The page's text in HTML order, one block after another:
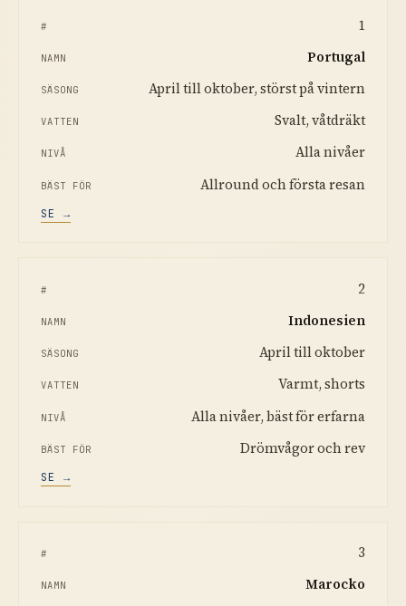
1
Portugal
April till oktober, störst på vintern
Svalt, våtdräkt
Alla nivåer
Allround och första resan
SE →
2
Indonesien
April till oktober
Varmt, shorts
Alla nivåer, bäst för erfarna
Drömvågor och rev
SE →
3
Marocko